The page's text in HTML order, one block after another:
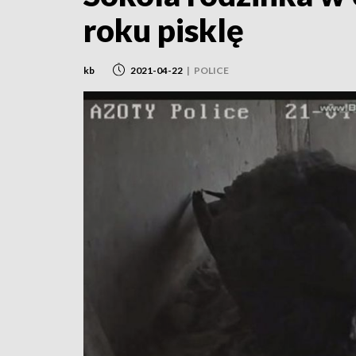
roku pisklę
kb 2021-04-22 | POLICE